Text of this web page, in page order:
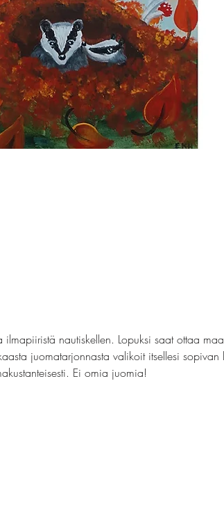
nautiskellen. Lopuksi saat ottaa
juomatarjonnasta valikoit itsellesi
Ei omia juomia!